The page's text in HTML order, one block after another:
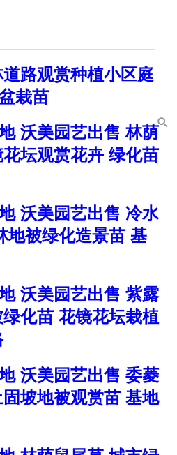
路观赏种植小区庭
栽苗
沃美园艺出售 林荫
坛观赏花卉 绿化苗
沃美园艺出售 冷水
地被绿化造景苗 基
沃美园艺出售 紫露
化苗 花镜花坛栽植
沃美园艺出售 委菱
坡地被观赏苗 基地